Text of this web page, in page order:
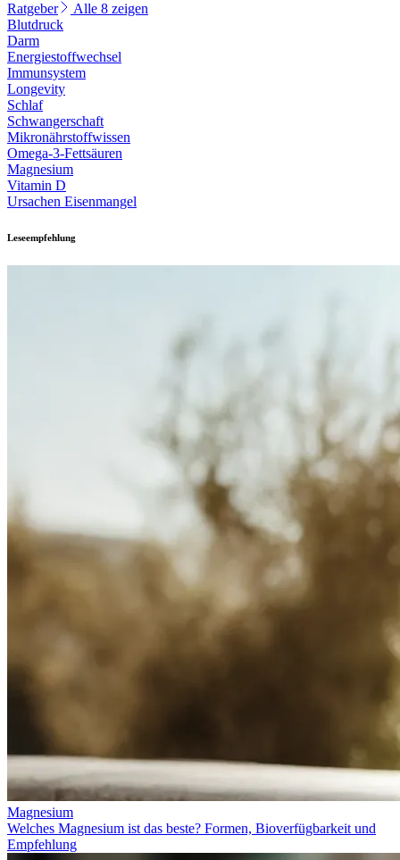
Ratgeber
Alle 8 zeigen
Blutdruck
Darm
Energiestoffwechsel
Immunsystem
Longevity
Schlaf
Schwangerschaft
Mikronährstoffwissen
Omega-3-Fettsäuren
Magnesium
Vitamin D
Ursachen Eisenmangel
Leseempfehlung
Magnesium
Welches Magnesium ist das beste? Formen, Bioverfügbarkeit und
Empfehlung